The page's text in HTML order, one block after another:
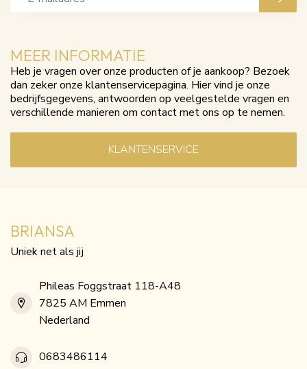
MEER INFORMATIE
Heb je vragen over onze producten of je aankoop? Bezoek
dan zeker onze klantenservicepagina. Hier vind je onze
bedrijfsgegevens, antwoorden op veelgestelde vragen en
verschillende manieren om contact met ons op te nemen.
KLANTENSERVICE
BRIANSA
Uniek net als jij
Phileas Foggstraat 118-A48
7825 AM Emmen
Nederland
0683486114